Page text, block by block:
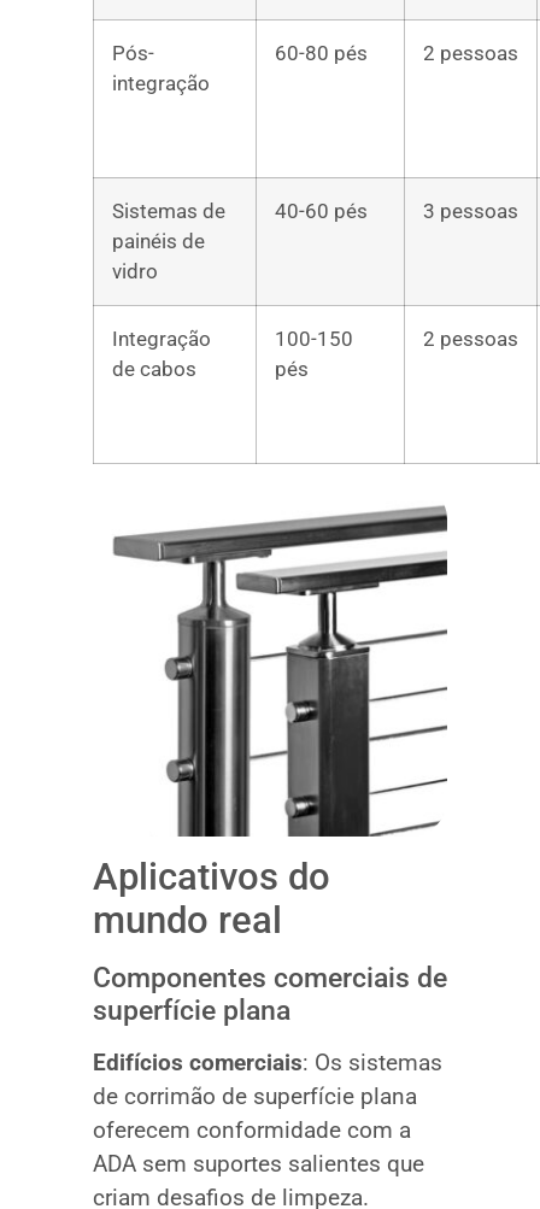
Pós-
integração
60-80 pés 2 pessoas
Sistemas de
painéis de
vidro
40-60 pés 3 pessoas
Integração
de cabos
100-150
pés
2 pessoas
Aplicativos do
mundo real
Componentes comerciais de
superfície plana
Edifícios comerciais: Os sistemas
de corrimão de superfície plana
oferecem conformidade com a
ADA sem suportes salientes que
criam desafios de limpeza.